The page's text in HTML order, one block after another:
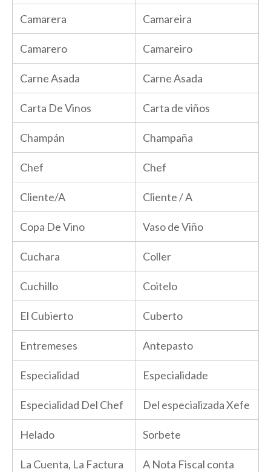
Camarera Camareira
Camarero Camareiro
Carne Asada Carne Asada
Carta De Vinos Carta de viños
Champán Champaña
Chef Chef
Cliente/A Cliente / A
Copa De Vino Vaso de Viño
Cuchara Coller
Cuchillo Coitelo
El Cubierto Cuberto
Entremeses Antepasto
Especialidad Especialidade
Especialidad Del Chef Del especializada Xefe
Helado Sorbete
La Cuenta, La Factura A Nota Fiscal conta